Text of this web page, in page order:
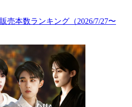
売本数ランキング（2026/7/27〜